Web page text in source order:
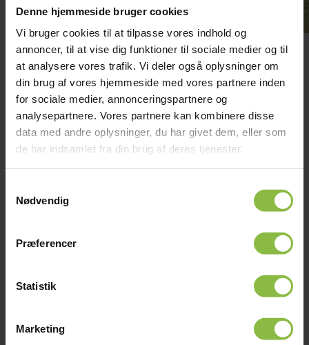
Denne hjemmeside bruger cookies
Vi bruger cookies til at tilpasse vores indhold og
annoncer, til at vise dig funktioner til sociale medier og til
at analysere vores trafik. Vi deler også oplysninger om
din brug af vores hjemmeside med vores partnere inden
for sociale medier, annonceringspartnere og
analysepartnere. Vores partnere kan kombinere disse
data med andre oplysninger, du har givet dem, eller som
de har indsamlet fra din brug af deres tjenester.
Nødvendig
Præferencer
Statistik
Marketing
INTROUGE i august
Oplevelser på Glamsdalens
Idrætsefterskole
Oplevelser er en vigtig del af
efterskolelivet
Et efterskoleår består af meget mere end undervisning og
På Glamsdalens Idrætsefterskole bliver året også fyldt med
oplevelser, der skaber minder og styrker fællesskabet.
Nogle oplevelser er planlagte aktiviteter i løbet af året.
Andre opstår spontant i hverdagen.
efterskoleår, du senere ser tilbage på.